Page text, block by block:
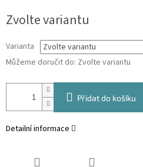
cena:
Zvolte variantu
Varianta
Můžeme doručit do: Zvolte variantu
Přidat do košíku
Detailní informace